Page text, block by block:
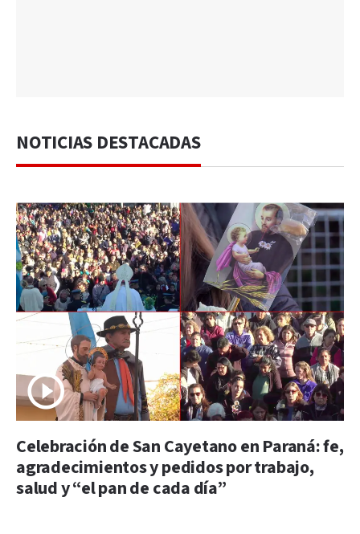
NOTICIAS DESTACADAS
Celebración de San Cayetano en Paraná: fe,
agradecimientos y pedidos por trabajo,
salud y “el pan de cada día”